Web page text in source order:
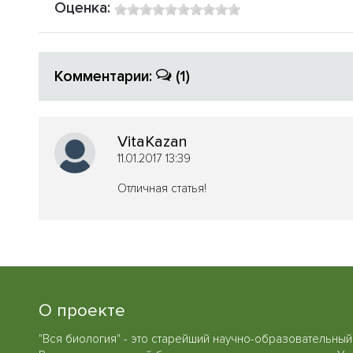
Оценка:
Комментарии: (1)
VitaKazan
11.01.2017 13:39
Отличная статья!
О проекте
"Вся биология" - это старейший научно-